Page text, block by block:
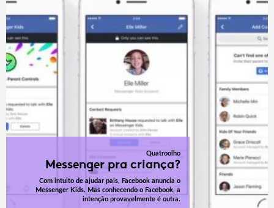
Quatroolho
Messenger pra criança?
Com intuito de ajudar pais, Facebook anuncia o
Messenger Kids. Mas conhecendo o Facebook, a
intenção provavelmente é outra.